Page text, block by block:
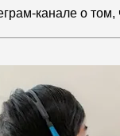
канале о